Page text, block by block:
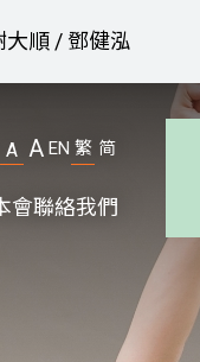
大順 / 鄧健泓
A A EN 繁 简
會聯絡我們